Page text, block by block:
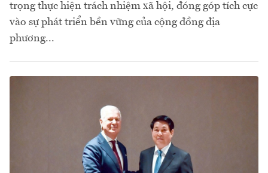
trọng thực hiện trách nhiệm xã hội, đóng góp tích cực
vào sự phát triển bền vững của cộng đồng địa
phương...